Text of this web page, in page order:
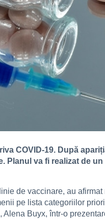
COVID-19. După
Planul va fi realizat de
de vaccinare, au
pe lista categoriilor
Buyx, într-o